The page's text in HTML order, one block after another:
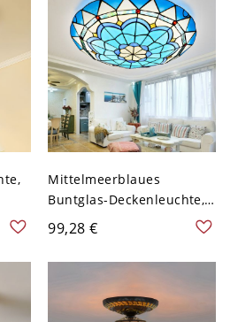
110V-120V Rund
Mittelmeerblaues
Buntglas-Deckenleuchte,
Tiffany-Stil-Deckenlampe -
110V-120V 30,48 cm
Weißlicht
99,28 €